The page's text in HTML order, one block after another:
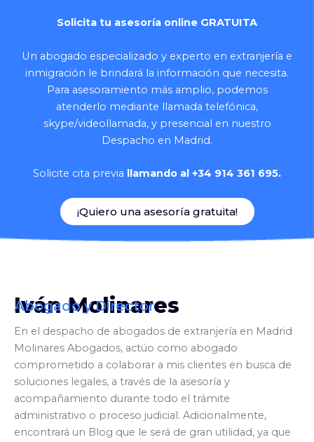
Solicita tu asesoría online GRATUITA
Un abogado especializado y experto en extranjería e
inmigración le brindará la información que necesita.
Para asesoramiento más amplio, podemos
atenderlo mediante llamada telefónica,
skype/videollamada, y presencial en nuestro
Despacho en Madrid.
Solicite cita previa llamando al +34 914 361 695.
¡Quiero una asesoría gratuita!
Iván Molinares
Abogado y Director
En el despacho de abogados de extranjería en Madrid
Molinares Abogados, actúo como abogado
comprometido a colaborar a mis clientes en busca de
soluciones legales, a través de la asesoría y
acompañamiento durante todo el trámite
administrativo o proceso judicial. Adicionalmente,
encontrará un Blog que le será de gran utilidad, ya que